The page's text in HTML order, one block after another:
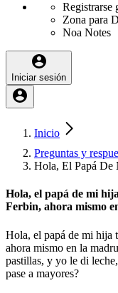
Registrarse
Zona para
Noa Notes
Iniciar sesión
Inicio
Preguntas y
Hola, El Papá De
Hola, el papá de mi
Ferbin, ahora mismo
Hola, el papá de mi hija
ahora mismo en la
pastillas, y yo le di
pase a mayores?